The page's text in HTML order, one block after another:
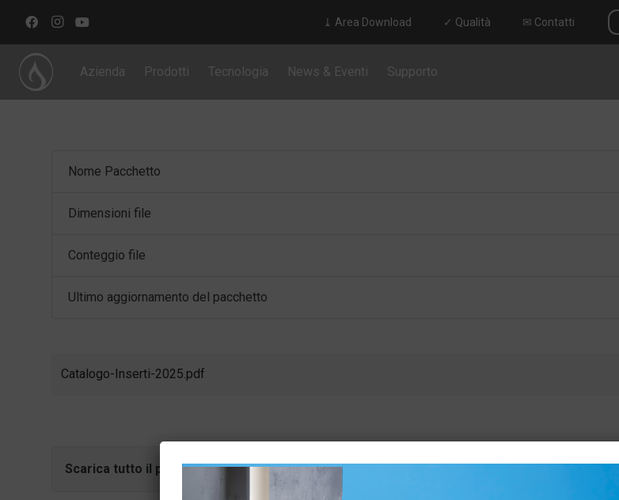
⤓ Area Download ✓ Qualità ✉ Contatti
Azienda Prodotti Tecnologia News & Eventi Supporto
Nome Pacchetto
Dimensioni file
Conteggio file
Ultimo aggiornamento del pacchetto
Catalogo-Inserti-2025.pdf
Scarica tutto il pacchetto (in formato .zip):